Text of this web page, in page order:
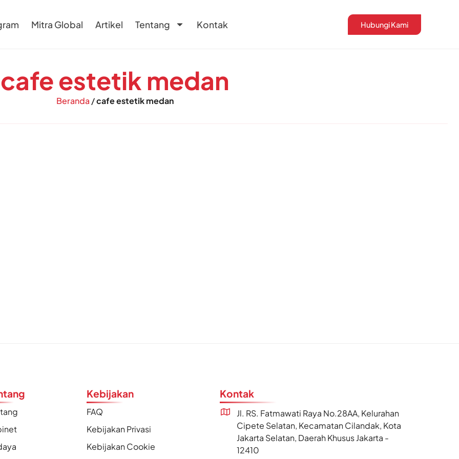
Mitra Global Artikel Tentang Kontak Hubungi Kami
cafe estetik medan
Beranda /cafe estetik medan
Kebijakan
FAQ
Kebijakan Privasi
Kebijakan Cookie
Kontak
Jl. RS. Fatmawati Raya No.28AA, Kelurahan
Cipete Selatan, Kecamatan Cilandak, Kota
Jakarta Selatan, Daerah Khusus Jakarta -
12410